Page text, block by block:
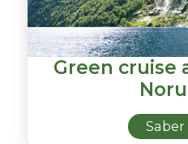
Green cruise
Saber